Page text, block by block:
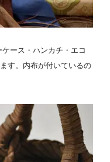
ース・ハンカチ・エコ
す。内布が付いているの